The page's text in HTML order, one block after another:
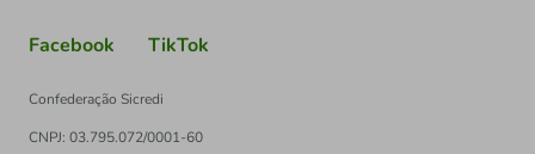
Facebook TikTok
Confederação Sicredi
CNPJ: 03.795.072/0001-60